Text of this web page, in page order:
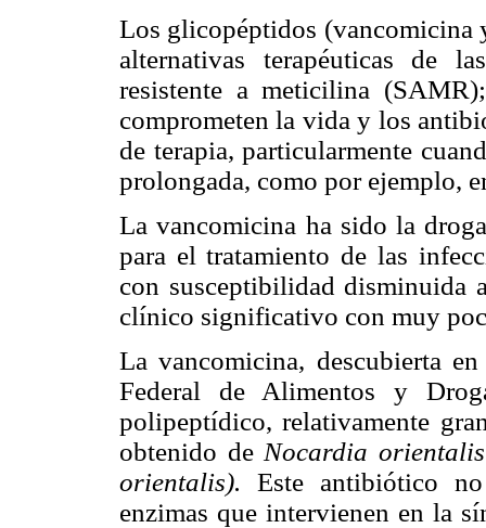
Los glicopéptidos (vancomicina
alternativas terapéuticas de
resistente a meticilina
comprometen la vida y los
de terapia, particularmente
prolongada, como por ejemplo,
La vancomicina ha sido la
para el tratamiento de las
con susceptibilidad disminuida
clínico significativo con muy
La vancomicina, descubierta
Federal de Alimentos y
polipeptídico, relativamente
obtenido de Nocardia
orientalis). Este antibiótico
enzimas que intervienen en la